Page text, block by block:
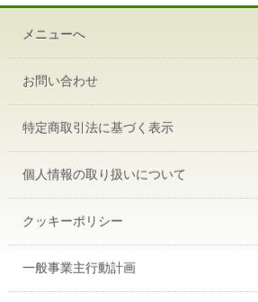
メニューへ
お問い合わせ
特定商取引法に基づく表示
個人情報の取り扱いについて
クッキーポリシー
一般事業主行動計画